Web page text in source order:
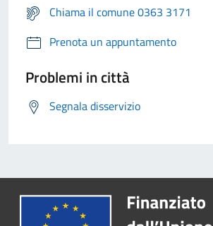
Chiama il comune 0363 3171
Prenota un appuntamento
Problemi in città
Segnala disservizio